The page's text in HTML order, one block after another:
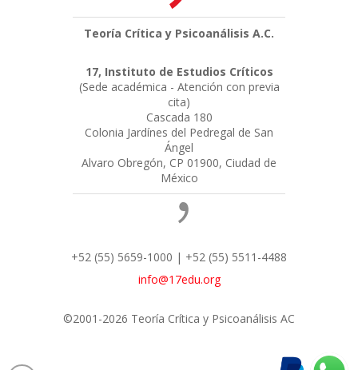
Teoría Crítica y Psicoanálisis A.C.
17, Instituto de Estudios Críticos
(Sede académica - Atención con previa
cita)
Cascada 180
Colonia Jardínes del Pedregal de San
Ángel
Alvaro Obregón, CP 01900, Ciudad de
México
+52 (55) 5659-1000 | +52 (55) 5511-4488
info@17edu.org
©2001-2026 Teoría Crítica y Psicoanálisis AC